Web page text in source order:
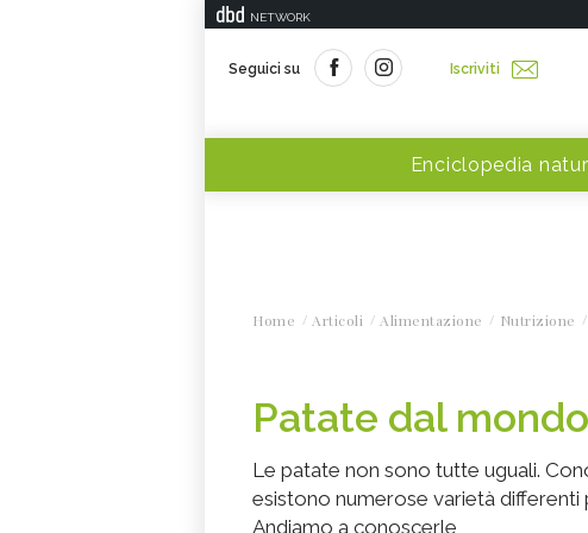
NETWORK
Seguici su Iscriviti
Enciclopedia
Home Articoli Alimentazione Nutrizione
Patate dal mondo
Le patate non sono tutte uguali.
esistono numerose varietà
Andiamo a conoscerle